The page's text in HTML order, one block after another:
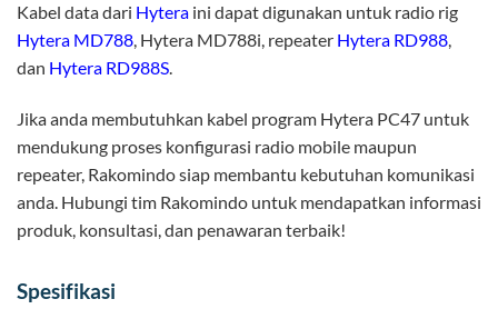
Kabel data dari Hytera ini dapat digunakan untuk radio rig
Hytera MD788, Hytera MD788i, repeater Hytera RD988,
dan Hytera RD988S.
Jika anda membutuhkan kabel program Hytera PC47 untuk
mendukung proses konfigurasi radio mobile maupun
repeater, Rakomindo siap membantu kebutuhan komunikasi
anda. Hubungi tim Rakomindo untuk mendapatkan informasi
produk, konsultasi, dan penawaran terbaik!
Spesifikasi